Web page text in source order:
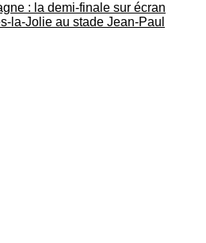
: la demi-finale sur écran
la-Jolie au stade Jean-Paul